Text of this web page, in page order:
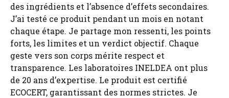
des ingrédients et l’absence d’effets secondaires.
J’ai testé ce produit pendant un mois en notant
chaque étape. Je partage mon ressenti, les points
forts, les limites et un verdict objectif. Chaque
geste vers son corps mérite respect et
transparence. Les laboratoires INELDEA ont plus
de 20 ans d’expertise. Le produit est certifié
ECOCERT, garantissant des normes strictes. Je